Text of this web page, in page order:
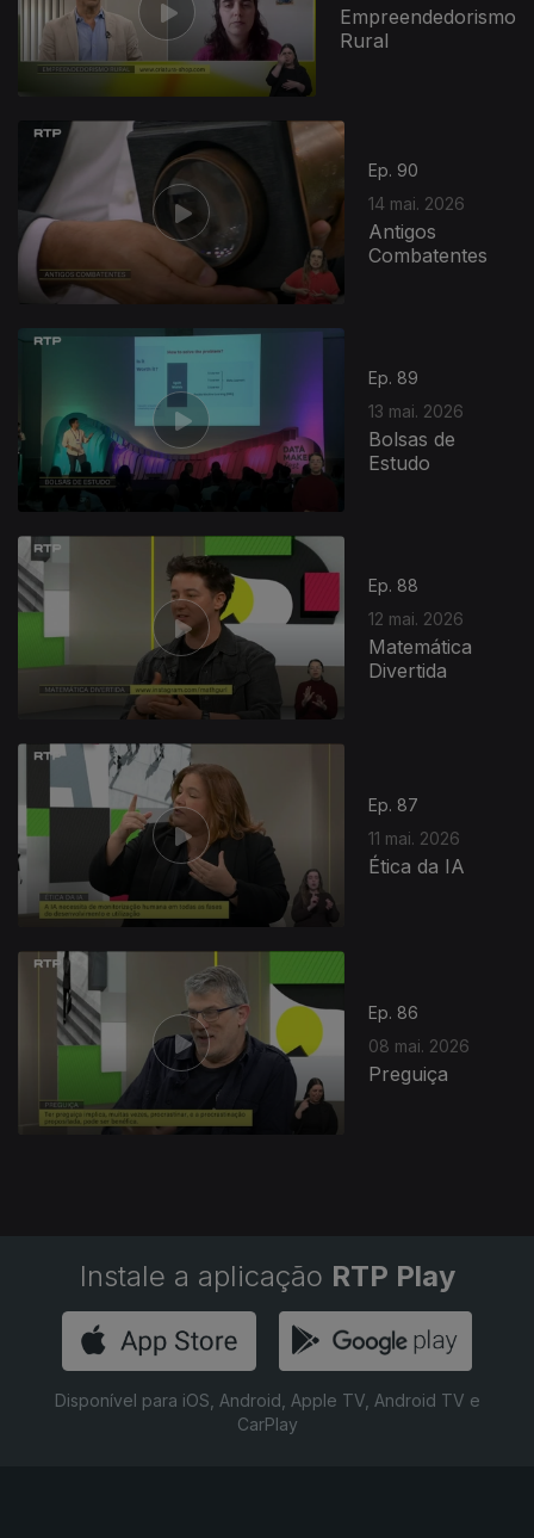
Empreendedorismo
Rural
Ep. 90
14 mai. 2026
Antigos
Combatentes
Ep. 89
13 mai. 2026
Bolsas de
Estudo
Ep. 88
12 mai. 2026
Matemática
Divertida
Ep. 87
11 mai. 2026
Ética da IA
Ep. 86
08 mai. 2026
Preguiça
927546
Instale a aplicação RTP Play
Disponível para iOS, Android, Apple TV, Android TV e
CarPlay